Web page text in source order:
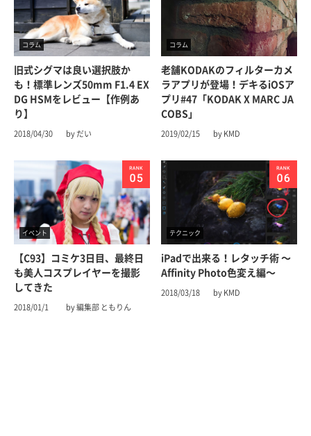
コラム
旧式シグマは良い選択肢か
も！標準レンズ50mm F1.4 EX
DG HSMをレビュー【作例あ
り】
2018/04/30 by だい
コラム
老舗KODAKのフィルターカメ
ラアプリが登場！デキるiOSア
プリ#47「KODAK X MARC JA
COBS」
2019/02/15 by KMD
イベント
【C93】コミケ3日目、最終日
も美人コスプレイヤーを撮影
してきた
2018/01/1 by 編集部 ともりん
テクニック
iPadで出来る！レタッチ術 〜
Affinity Photo色変え編〜
2018/03/18 by KMD